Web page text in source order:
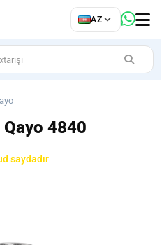
AZ
4840
saydadır